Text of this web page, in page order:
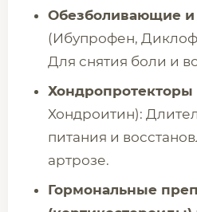
Обезболивающие
(Ибупрофен,
Для снятия боли и
Хондропротекторы
Хондроитин):
питания и
артрозе.
Гормональные